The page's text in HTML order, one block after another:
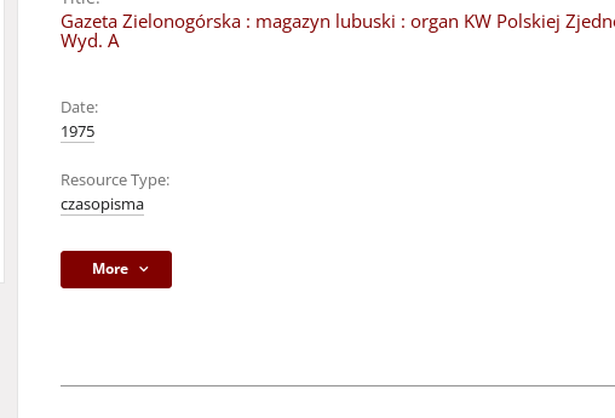
Gazeta Zielonogórska : magazyn lubuski : organ KW Polskiej
Wyd. A
Date:
1975
Resource Type:
czasopisma
More